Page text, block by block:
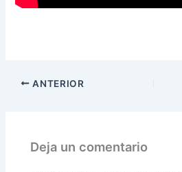
ANTERIOR
Deja un comentario